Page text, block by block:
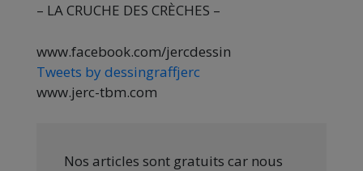
– LA CRUCHE DES CRÈCHES –
www.facebook.com/jercdessin
Tweets by dessingraffjerc
www.jerc-tbm.com
Nos articles sont gratuits car nous